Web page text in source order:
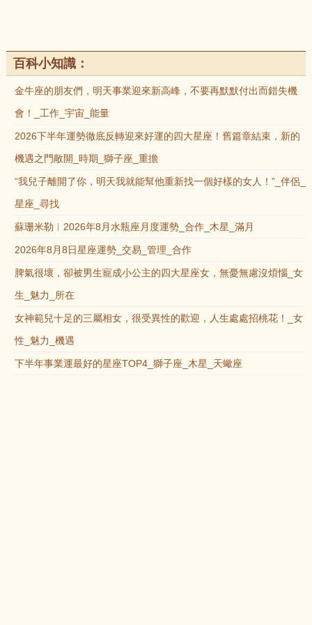
百科小知識：
金牛座的朋友們，明天事業迎來新高峰，不要再默默付出而錯失機
會！_工作_宇宙_能量
2026下半年運勢徹底反轉迎來好運的四大星座！舊篇章結束，新的
機遇之門敞開_時期_獅子座_重擔
“我兒子離開了你，明天我就能幫他重新找一個好樣的女人！”_伴侶_
星座_尋找
蘇珊米勒︱2026年8月水瓶座月度運勢_合作_木星_滿月
2026年8月8日星座運勢_交易_管理_合作
脾氣很壞，卻被男生寵成小公主的四大星座女，無憂無慮沒煩惱_女
生_魅力_所在
女神範兒十足的三屬相女，很受異性的歡迎，人生處處招桃花！_女
性_魅力_機遇
下半年事業運最好的星座TOP4_獅子座_木星_天蠍座